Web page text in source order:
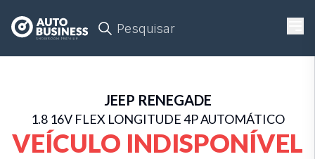
Pesquisar
JEEP RENEGADE
1.8 16V FLEX LONGITUDE 4P AUTOMÁTICO
VEÍCULO INDISPONÍVEL